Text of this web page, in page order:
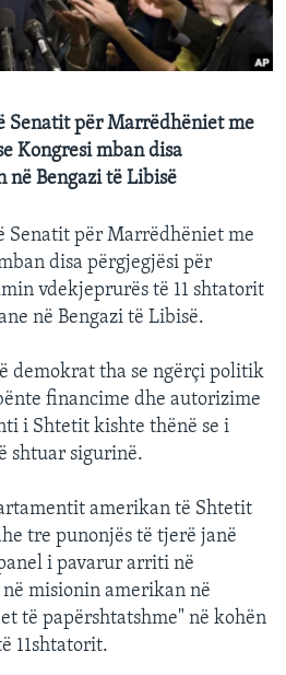
Senatit për Marrëdhëniet me
Kongresi mban disa
në Bengazi të Libisë
për Marrëdhëniet me
disa përgjegjësi për
vdekjeprurës të 11 shtatorit
në Bengazi të Libisë.
demokrat tha se ngërçi politik
financime dhe autorizime
i Shtetit kishte thënë se i
shtuar sigurinë.
amerikan të Shtetit
tre punonjës të tjerë janë
i pavarur arriti në
misionin amerikan në
të papërshtatshme" në kohën
11shtatorit.